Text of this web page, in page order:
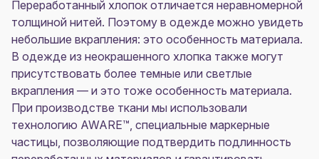
Переработанный хлопок отличается неравномерной
толщиной нитей. Поэтому в одежде можно увидеть
небольшие вкрапления: это особенность материала.
В одежде из неокрашенного хлопка также могут
присутствовать более темные или светлые
вкрапления — и это тоже особенность материала.
При производстве ткани мы использовали
технологию AWARE™, специальные маркерные
частицы, позволяющие подтвердить подлинность